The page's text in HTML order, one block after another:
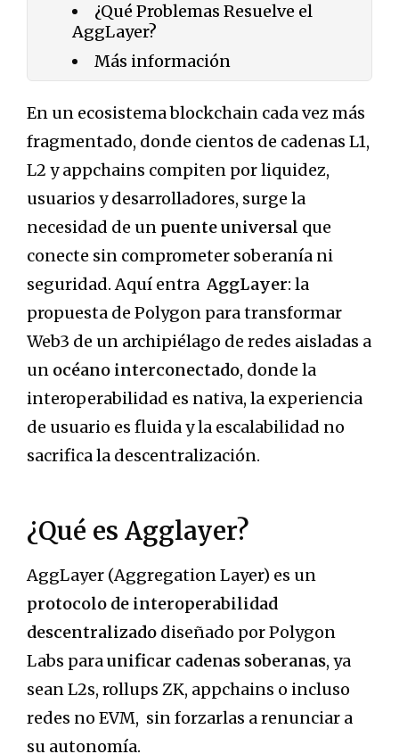
¿Qué Problemas Resuelve el
AggLayer?
Más información
En un ecosistema blockchain cada vez más
fragmentado, donde cientos de cadenas L1,
L2 y appchains compiten por liquidez,
usuarios y desarrolladores, surge la
necesidad de un puente universal que
conecte sin comprometer soberanía ni
seguridad. Aquí entra AggLayer: la
propuesta de Polygon para transformar
Web3 de un archipiélago de redes aisladas a
un océano interconectado, donde la
interoperabilidad es nativa, la experiencia
de usuario es fluida y la escalabilidad no
sacrifica la descentralización.
¿Qué es Agglayer?
AggLayer (Aggregation Layer) es un
protocolo de interoperabilidad
descentralizado diseñado por Polygon
Labs paraunificar cadenas soberanas, ya
sean L2s, rollups ZK, appchains o incluso
redes no EVM, sin forzarlas a renunciar a
su autonomía.